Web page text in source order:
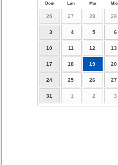
Dom Lun Mar Mié
26 27 28 29
3 4 5 6
10 11 12 13
17 18 19 20
24 25 26 27
31 1 2 3